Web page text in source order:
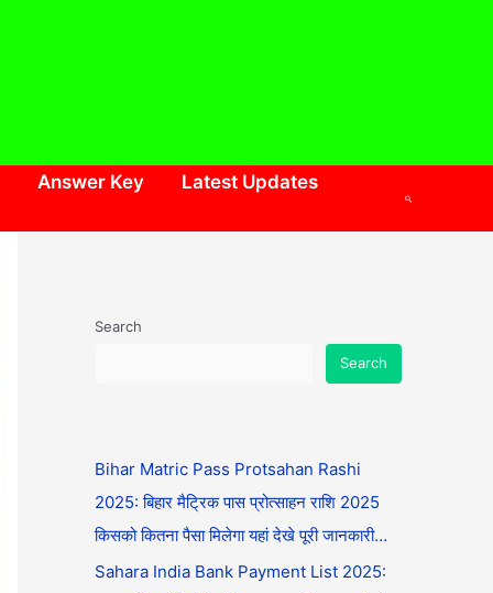
Answer Key Latest Updates
Search
Search
Search
Bihar Matric Pass Protsahan Rashi
2025: बिहार मैट्रिक पास प्रोत्साहन राशि 2025
किसको कितना पैसा मिलेगा यहां देखे पूरी जानकारी…
Sahara India Bank Payment List 2025: